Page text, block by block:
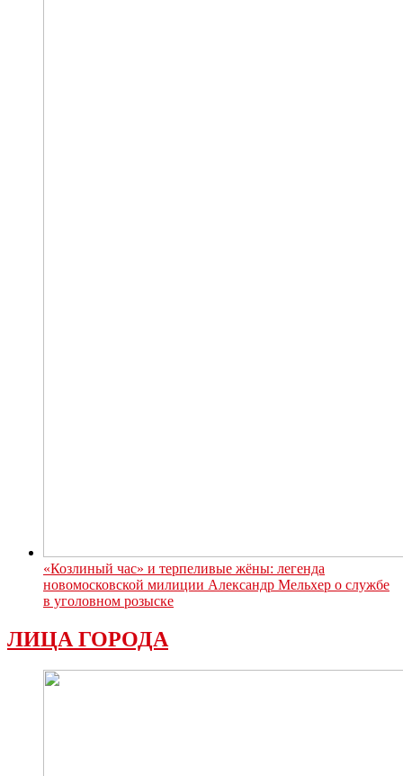
«Козлиный час» и терпеливые жёны: легенда
новомосковской милиции Александр Мельхер о службе
в уголовном розыске
ЛИЦА ГОРОДА